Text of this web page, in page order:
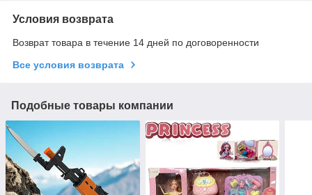
Условия возврата
Возврат товара в течение 14 дней по договоренности
Все условия возврата
Подобные товары компании